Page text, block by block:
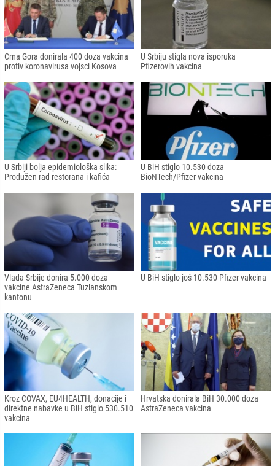
Crna Gora donirala 400 doza vakcina
protiv koronavirusa vojsci Kosova
U Srbiju stigla nova isporuka
Pfizerovih vakcina
U Srbiji bolja epidemiološka slika:
Produžen rad restorana i kafića
U BiH stiglo 10.530 doza
BioNTech/Pfizer vakcina
Vlada Srbije donira 5.000 doza
vakcine AstraZeneca Tuzlanskom
kantonu
U BiH stiglo još 10.530 Pfizer vakcina
Kroz COVAX, EU4HEALTH, donacije i
direktne nabavke u BiH stiglo 530.510
vakcina
Hrvatska donirala BiH 30.000 doza
AstraZeneca vakcina